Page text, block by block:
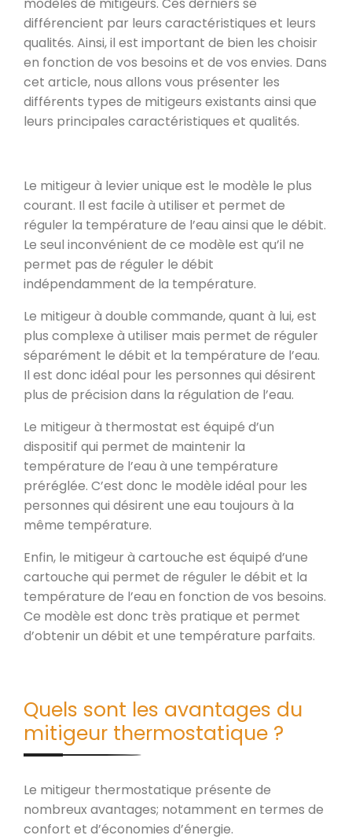
différencient par leurs caractéristiques et leurs
qualités. Ainsi, il est important de bien les choisir
en fonction de vos besoins et de vos envies. Dans
cet article, nous allons vous présenter les
différents types de mitigeurs existants ainsi que
leurs principales caractéristiques et qualités.
Le mitigeur à levier unique est le modèle le plus
courant. Il est facile à utiliser et permet de
réguler la température de l’eau ainsi que le débit.
Le seul inconvénient de ce modèle est qu’il ne
permet pas de réguler le débit
indépendamment de la température.
Le mitigeur à double commande, quant à lui, est
plus complexe à utiliser mais permet de réguler
séparément le débit et la température de l’eau.
Il est donc idéal pour les personnes qui désirent
plus de précision dans la régulation de l’eau.
Le mitigeur à thermostat est équipé d’un
dispositif qui permet de maintenir la
température de l’eau à une température
préréglée. C’est donc le modèle idéal pour les
personnes qui désirent une eau toujours à la
même température.
Enfin, le mitigeur à cartouche est équipé d’une
cartouche qui permet de réguler le débit et la
température de l’eau en fonction de vos besoins.
Ce modèle est donc très pratique et permet
d’obtenir un débit et une température parfaits.
Quels sont les avantages du
mitigeur thermostatique ?
Le mitigeur thermostatique présente de
nombreux avantages; notamment en termes de
confort et d’économies d’énergie.